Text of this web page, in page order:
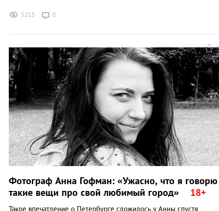
5213 0
Фотограф Анна Гофман: «Ужасно, что я говорю
такие вещи про свой любимый город»
Такое впечатление о Петербурге сложилось у Анны спустя